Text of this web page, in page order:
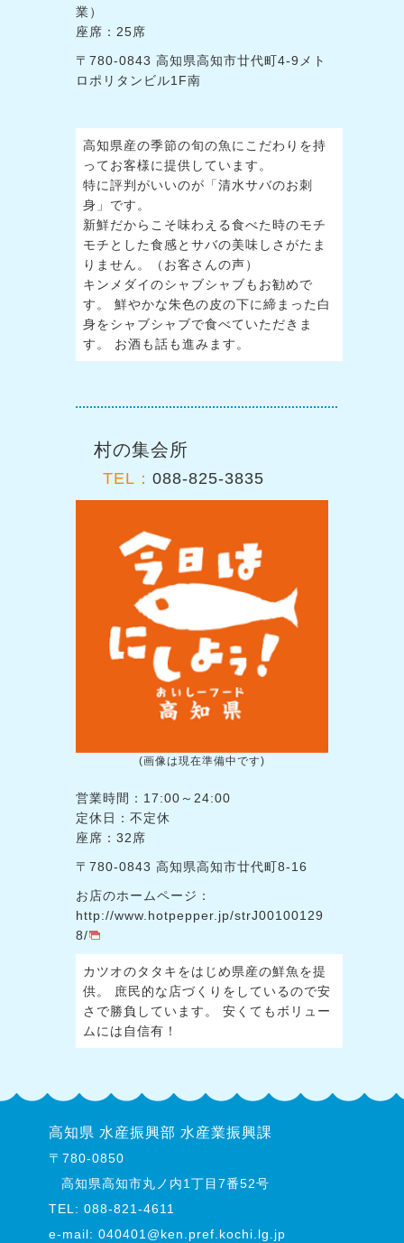
業）
座席：25席
〒780-0843 高知県高知市廿代町4-9メト
ロポリタンビル1F南
高知県産の季節の旬の魚にこだわりを持
ってお客様に提供しています。
特に評判がいいのが「清水サバのお刺
身」です。
新鮮だからこそ味わえる食べた時のモチ
モチとした食感とサバの美味しさがたま
りません。（お客さんの声）
キンメダイのシャブシャブもお勧めで
す。 鮮やかな朱色の皮の下に締まった白
身をシャブシャブで食べていただきま
す。 お酒も話も進みます。
村の集会所
TEL： 088-825-3835
(画像は現在準備中です)
営業時間：17:00～24:00
定休日：不定休
座席：32席
〒780-0843 高知県高知市廿代町8-16
お店のホームページ：
http://www.hotpepper.jp/strJ00100129
8/
カツオのタタキをはじめ県産の鮮魚を提
供。 庶民的な店づくりをしているので安
さで勝負しています。 安くてもボリュー
ムには自信有！
高知県 水産振興部 水産業振興課
〒780-0850
高知県高知市丸ノ内1丁目7番52号
TEL: 088-821-4611
e-mail: 040401@ken.pref.kochi.lg.jp